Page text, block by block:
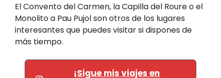
El Convento del Carmen, la Capilla del Roure o el
Monolito a Pau Pujol son otros de los lugares
interesantes que puedes visitar si dispones de
más tiempo.
¡Sigue mis viajes en